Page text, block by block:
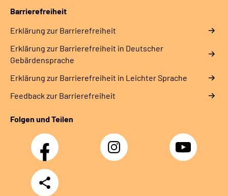
Barrierefreiheit
Erklärung zur Barrierefreiheit
Erklärung zur Barrierefreiheit in Deutscher
Gebärdensprache
Erklärung zur Barrierefreiheit in Leichter Sprache
Feedback zur Barrierefreiheit
Folgen und Teilen
Facebook Instagram YouTube
Teilen